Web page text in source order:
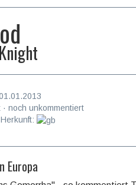
noch unkommentiert
Herkunft:
Europa